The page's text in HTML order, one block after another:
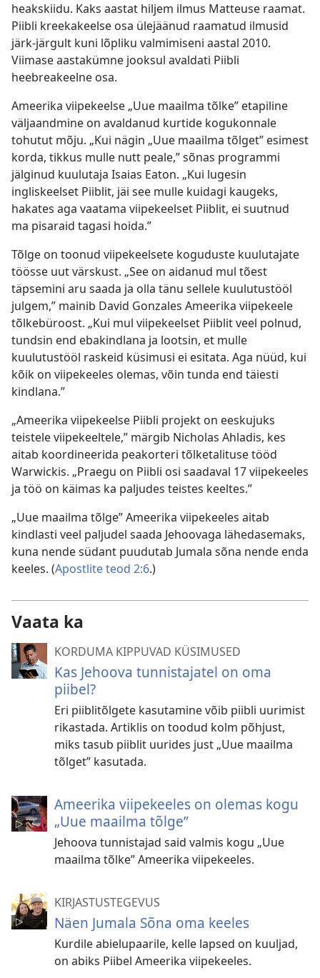
heakskiidu. Kaks aastat hiljem ilmus Matteuse raamat.
Piibli kreekakeelse osa ülejäänud raamatud ilmusid
järk-järgult kuni lõpliku valmimiseni aastal 2010.
Viimase aastakümne jooksul avaldati Piibli
heebreakeelne osa.
Ameerika viipekeelse „Uue maailma tõlke” etapiline
väljaandmine on avaldanud kurtide kogukonnale
tohutut mõju. „Kui nägin „Uue maailma tõlget” esimest
korda, tikkus mulle nutt peale,” sõnas programmi
jälginud kuulutaja Isaias Eaton. „Kui lugesin
ingliskeelset Piiblit, jäi see mulle kuidagi kaugeks,
hakates aga vaatama viipekeelset Piiblit, ei suutnud
ma pisaraid tagasi hoida.”
Tõlge on toonud viipekeelsete koguduste kuulutajate
töösse uut värskust. „See on aidanud mul tõest
täpsemini aru saada ja olla tänu sellele kuulutustööl
julgem,” mainib David Gonzales Ameerika viipekeele
tõlkebüroost. „Kui mul viipekeelset Piiblit veel polnud,
tundsin end ebakindlana ja lootsin, et mulle
kuulutustööl raskeid küsimusi ei esitata. Aga nüüd, kui
kõik on viipekeeles olemas, võin tunda end täiesti
kindlana.”
„Ameerika viipekeelse Piibli projekt on eeskujuks
teistele viipekeeltele,” märgib Nicholas Ahladis, kes
aitab koordineerida peakorteri tõlketalituse tööd
Warwickis. „Praegu on Piibli osi saadaval 17 viipekeeles
ja töö on käimas ka paljudes teistes keeltes.”
„Uue maailma tõlge” Ameerika viipekeeles aitab
kindlasti veel paljudel saada Jehoovaga lähedasemaks,
kuna nende südant puudutab Jumala sõna nende enda
keeles. (Apostlite teod 2:6.)
Vaata ka
KORDUMA KIPPUVAD KÜSIMUSED
Kas Jehoova tunnistajatel on oma
piibel?
Eri piiblitõlgete kasutamine võib piibli uurimist
rikastada. Artiklis on toodud kolm põhjust,
miks tasub piiblit uurides just „Uue maailma
tõlget” kasutada.
Ameerika viipekeeles on olemas kogu
„Uue maailma tõlge”
Jehoova tunnistajad said valmis kogu „Uue
maailma tõlke” Ameerika viipekeeles.
KIRJASTUSTEGEVUS
Näen Jumala Sõna oma keeles
Kurdile abielupaarile, kelle lapsed on kuuljad,
on abiks Piibel Ameerika viipekeeles.